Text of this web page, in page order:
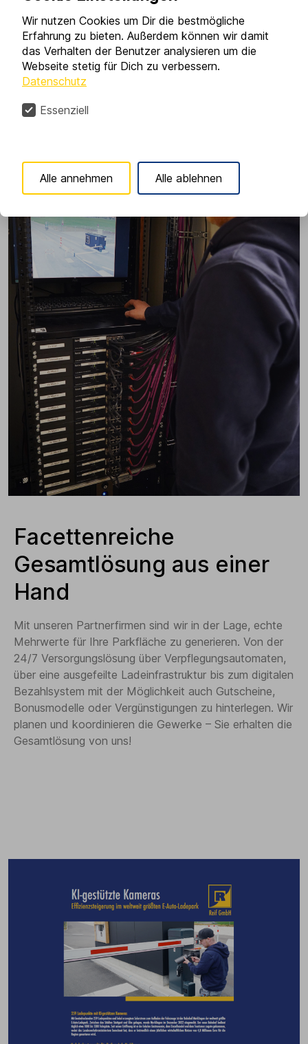
Facettenreiche
Gesamtlösung aus einer
Hand
Mit unseren Partnerfirmen sind wir in der Lage, echte
Mehrwerte für Ihre Parkfläche zu generieren. Von der
24/7 Versorgungslösung über Verpflegungsautomaten,
über eine ausgefeilte Ladeinfrastruktur bis zum digitalen
Bezahlsystem mit der Möglichkeit auch Gutscheine,
Bonusmodelle oder Vergünstigungen zu hinterlegen. Wir
planen und koordinieren die Gewerke – Sie erhalten die
Gesamtlösung von uns!
Wir nutzen Cookies um Dir die bestmögliche
Erfahrung zu bieten. Außerdem können wir damit
das Verhalten der Benutzer analysieren um die
Webseite stetig für Dich zu verbessern.
Datenschutz
Essenziell
Alle annehmen Alle ablehnen